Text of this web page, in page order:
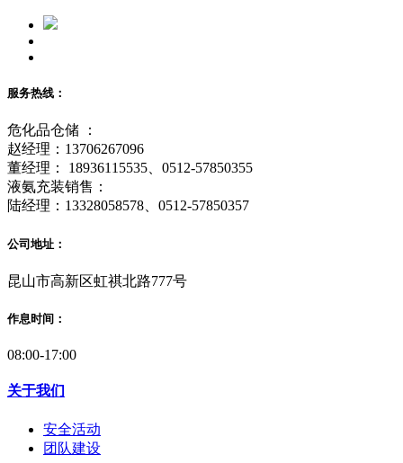
服务热线：
危化品仓储 ：
赵经理：13706267096
董经理： 18936115535、0512-57850355
液氨充装销售：
陆经理：13328058578、0512-57850357
公司地址：
昆山市高新区虹祺北路777号
作息时间：
08:00-17:00
关于我们
安全活动
团队建设